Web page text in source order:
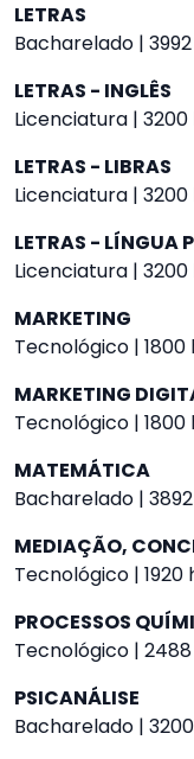
LETRAS
Bacharelado |
LETRAS - INGLÊS
Licenciatura | 3200
LETRAS - LIBRAS
Licenciatura | 3200
LETRAS - LÍNGUA
Licenciatura | 3200
MARKETING
Tecnológico | 1800
MARKETING
Tecnológico | 1800
MATEMÁTICA
Bacharelado |
MEDIAÇÃO,
Tecnológico | 1920
PROCESSOS
Tecnológico |
PSICANÁLISE
Bacharelado |